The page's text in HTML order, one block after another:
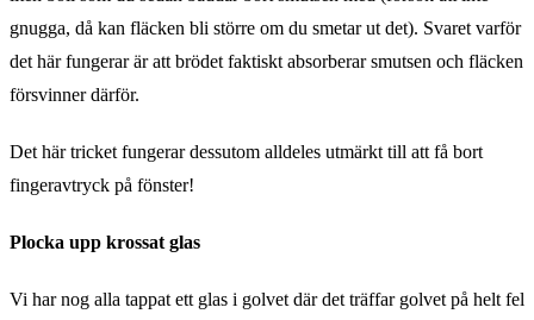
gnugga, då kan fläcken bli större om du smetar ut det). Svaret varför
det här fungerar är att brödet faktiskt absorberar smutsen och fläcken
försvinner därför.
Det här tricket fungerar dessutom alldeles utmärkt till att få bort
fingeravtryck på fönster!
Plocka upp krossat glas
Vi har nog alla tappat ett glas i golvet där det träffar golvet på helt fel